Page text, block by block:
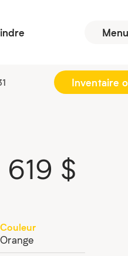
Menu
Inventaire
$
Couleur
Orange